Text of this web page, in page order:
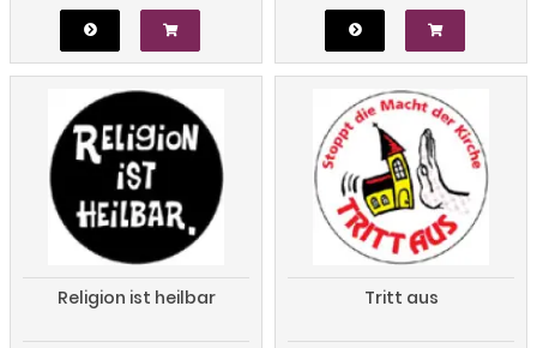
Religion ist heilbar Tritt aus